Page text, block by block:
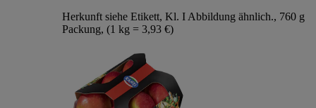
Herkunft siehe Etikett, Kl. I Abbildung ähnlich., 760 g
Packung, (1 kg = 3,93 €)